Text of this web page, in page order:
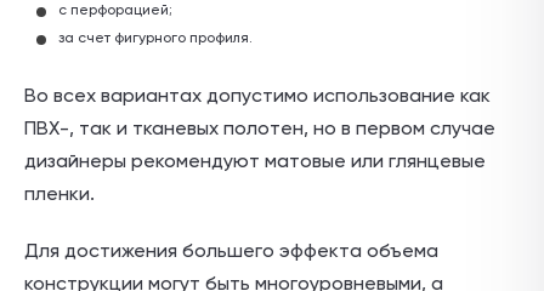
с перфорацией;
за счет фигурного профиля.
Во всех вариантах допустимо использование как
ПВХ-, так и тканевых полотен, но в первом случае
дизайнеры рекомендуют матовые или глянцевые
пленки.
Для достижения большего эффекта объема
конструкции могут быть многоуровневыми, а